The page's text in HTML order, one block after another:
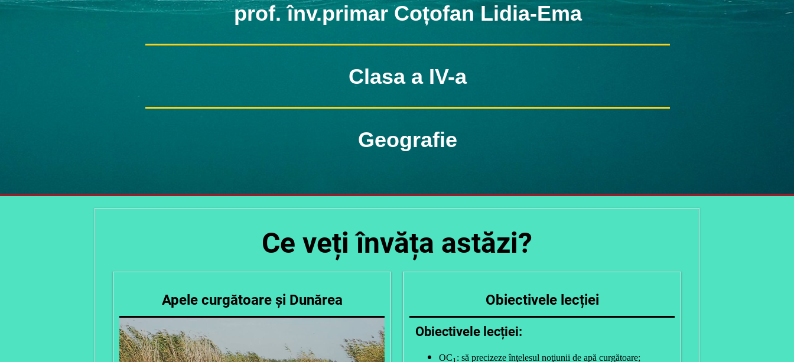
prof. înv.primar Coțofan Lidia-Ema
Clasa a IV-a
Geografie
Ce veți învăța astăzi?
Apele curgătoare și Dunărea Obiectivele lecției
Obiectivele lecției:
OC : să precizeze înţelesul noţiunii de apă curgătoare;